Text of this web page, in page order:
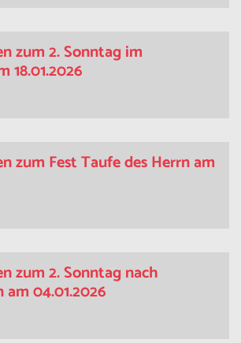
zum 2. Sonntag im
18.01.2026
zum Fest Taufe des Herrn am
zum 2. Sonntag nach
04.01.2026